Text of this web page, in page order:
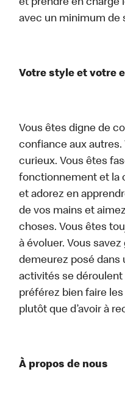
et prendre en charge
avec un minimum de
Votre style et votre
Vous êtes digne de
confiance aux autres.
curieux. Vous êtes
fonctionnement et la
et adorez en
de vos mains et
choses. Vous êtes
à évoluer. Vous
demeurez posé dans
activités se déroulent
préférez bien faire
plutôt que d’avoir à
À propos de nous